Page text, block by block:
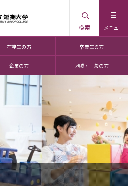
メニュー
検索
在学生の方 卒業生の方
企業の方 地域・一般の方